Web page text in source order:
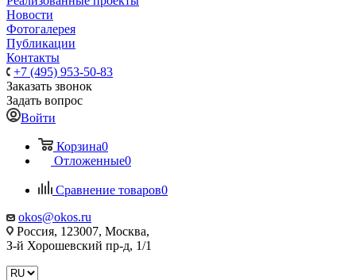
Новости
Фотогалерея
Публикации
Контакты
+7 (495) 953-50-83
Заказать звонок
Задать вопрос
Войти
Корзина0
Отложенные0
Сравнение товаров0
okos@okos.ru
Россия, 123007, Москва,
З-й Хорошевский пр-д, 1/1